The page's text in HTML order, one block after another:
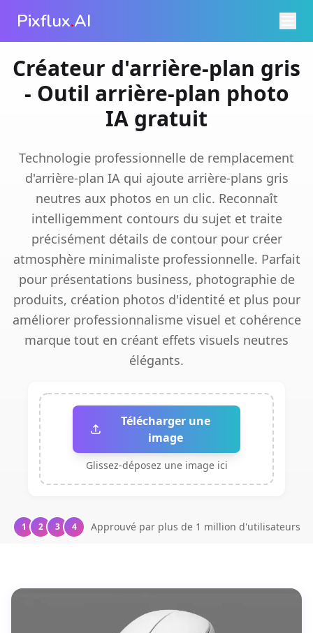
Pixflux.AI
Créateur d'arrière-plan gris
- Outil arrière-plan photo
IA gratuit
Technologie professionnelle de remplacement
d'arrière-plan IA qui ajoute arrière-plans gris
neutres aux photos en un clic. Reconnaît
intelligemment contours du sujet et traite
précisément détails de contour pour créer
atmosphère minimaliste professionnelle. Parfait
pour présentations business, photographie de
produits, création photos d'identité et plus pour
améliorer professionnalisme visuel et cohérence
marque tout en créant effets visuels neutres
élégants.
Télécharger une
image
Glissez-déposez une image ici
1 2 3 4 Approuvé par plus de 1 million d'utilisateurs